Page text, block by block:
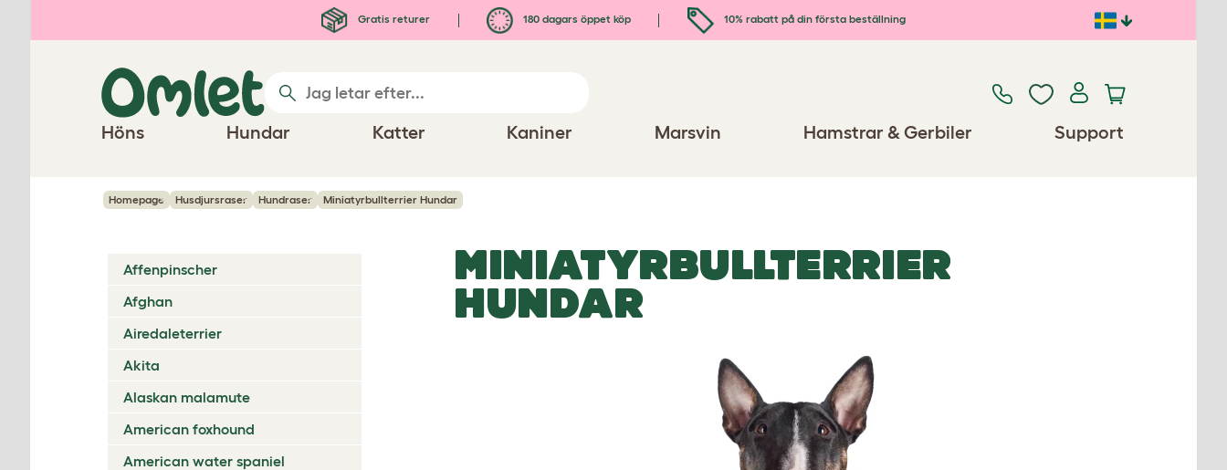
Gratis returer 180 dagars öppet köp 10% rabatt på din första beställning
Höns Hundar Katter Kaniner Marsvin Hamstrar & Gerbiler Support
Homepage Husdjursraser Hundraser Miniatyrbullterrier Hundar
Affenpinscher
Afghan
Airedaleterrier
Akita
Alaskan malamute
American foxhound
American water spaniel
MINIATYRBULLTERRIER
HUNDAR